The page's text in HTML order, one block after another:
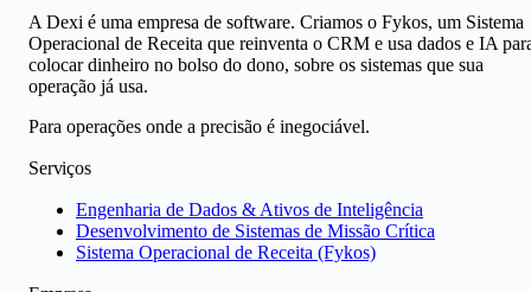
A Dexi é uma empresa de software. Criamos o Fykos, um Sistema
Operacional de Receita que reinventa o CRM e usa dados e IA
colocar dinheiro no bolso do dono, sobre os sistemas que sua
operação já usa.
Para operações onde a precisão é inegociável.
Serviços
Engenharia de Dados & Ativos de Inteligência
Desenvolvimento de Sistemas de Missão Crítica
Sistema Operacional de Receita (Fykos)